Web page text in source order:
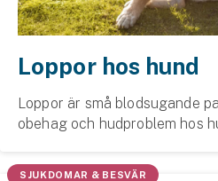
Loppor hos hund
Loppor är små blodsugande
obehag och hudproblem hos
SJUKDOMAR & BESVÄR